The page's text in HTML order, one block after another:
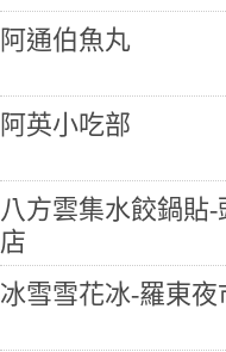
阿通伯魚丸
阿英小吃部
八方雲集水餃鍋貼-
店
冰雪雪花冰-羅東夜